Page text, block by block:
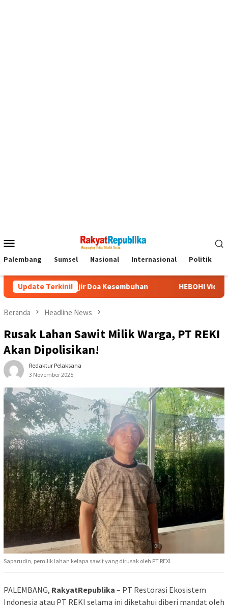
Mobile
Palembang Sumsel Nasional Internasional Politik
Update Terkini!
Doa Kesembuhan HEBOH! Video Viral Pernyataan
Beranda Headline News
Rusak Lahan Sawit Milik Warga, PT REKI
Akan Dipolisikan!
Redaktur Pelaksana
3 November 2025
Saparudin, pemilik lahan kelapa sawit yang dirusak oleh PT REXI
PALEMBANG, RakyatRepublika – PT Restorasi Ekosistem
Indonesia atau PT REKI selama ini diketahui diberi mandat oleh